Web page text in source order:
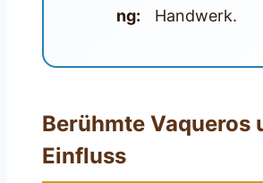
ng:
Handwerk.
Berühmte Vaqueros
Einfluss